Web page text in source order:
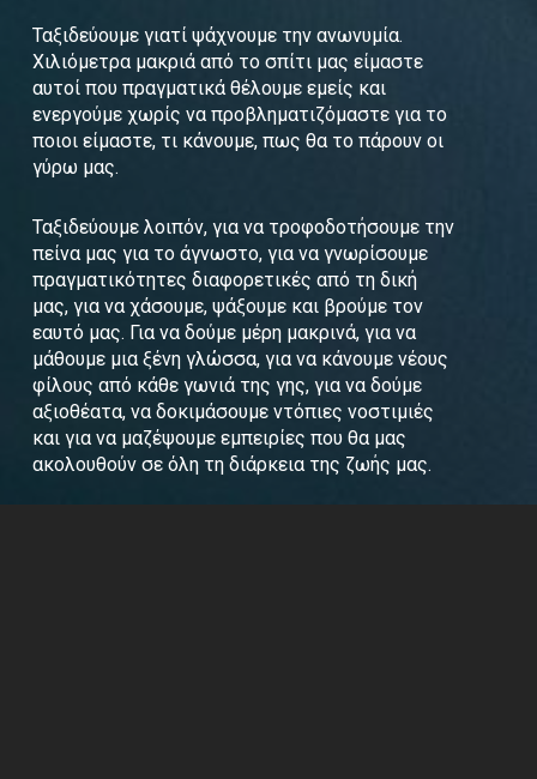
Ταξιδεύουμε γιατί ψάχνουμε την ανωνυμία.
Χιλιόμετρα μακριά από το σπίτι μας είμαστε
αυτοί που πραγματικά θέλουμε εμείς και
ενεργούμε χωρίς να προβληματιζόμαστε για το
ποιοι είμαστε, τι κάνουμε, πως θα το πάρουν οι
γύρω μας.
Ταξιδεύουμε λοιπόν, για να τροφοδοτήσουμε την
πείνα μας για το άγνωστο, για να γνωρίσουμε
πραγματικότητες διαφορετικές από τη δική
μας, για να χάσουμε, ψάξουμε και βρούμε τον
εαυτό μας. Για να δούμε μέρη μακρινά, για να
μάθουμε μια ξένη γλώσσα, για να κάνουμε νέους
φίλους από κάθε γωνιά της γης, για να δούμε
αξιοθέατα, να δοκιμάσουμε ντόπιες νοστιμιές
και για να μαζέψουμε εμπειρίες που θα μας
ακολουθούν σε όλη τη διάρκεια της ζωής μας.